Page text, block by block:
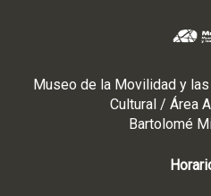
Museo de la Movilidad y
Cultural / Área
Bartolomé